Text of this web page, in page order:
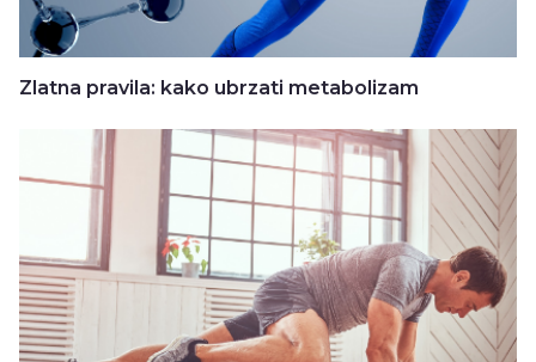
Zlatna pravila: kako ubrzati metabolizam